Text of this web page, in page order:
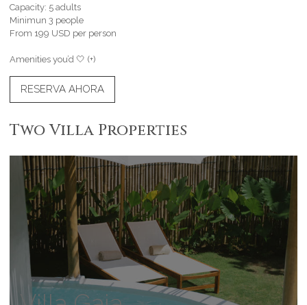
Capacity: 5 adults
Minimun 3 people
From 199 USD per person
Amenities you’d 🤍 (+)
RESERVA AHORA
Two Villa Properties